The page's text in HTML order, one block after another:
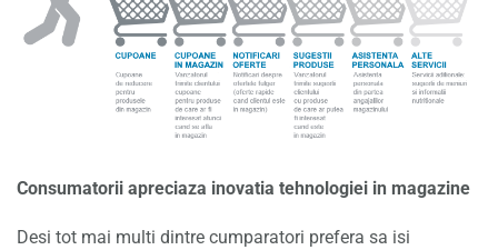
Consumatorii apreciaza inovatia tehnologiei in magazine
Desi tot mai multi dintre cumparatori prefera sa isi